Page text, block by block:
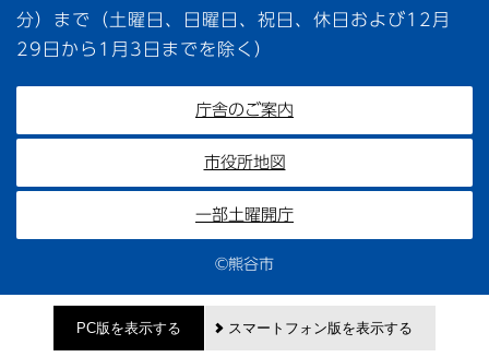
分）まで（土曜日、日曜日、祝日、休日および12月
29日から1月3日までを除く）
庁舎のご案内
市役所地図
一部土曜開庁
©熊谷市
PC版を表示する スマートフォン版を表示する